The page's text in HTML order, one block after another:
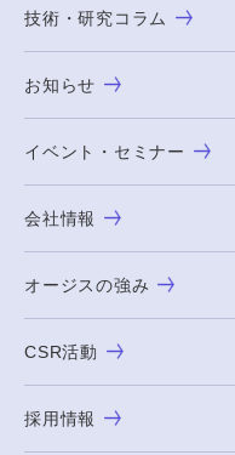
技術・研究コラム
お知らせ
イベント・セミナー
会社情報
オージスの強み
CSR活動
採用情報